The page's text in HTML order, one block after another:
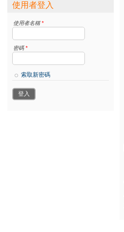
使用者登入
使用者名稱*
密碼*
索取新密碼